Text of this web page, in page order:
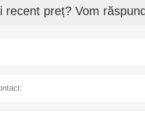
recent preț? Vom